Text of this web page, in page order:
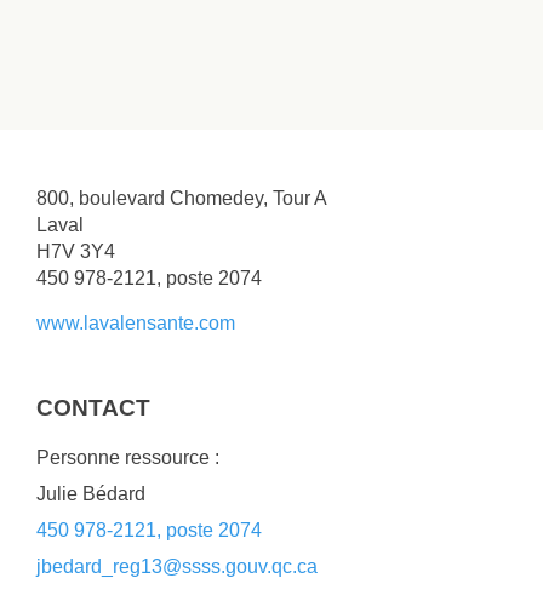
800, boulevard Chomedey, Tour A
Laval
H7V 3Y4
450 978-2121, poste 2074
www.lavalensante.com
CONTACT
Personne ressource :
Julie Bédard
450 978-2121, poste 2074
jbedard_reg13@ssss.gouv.qc.ca